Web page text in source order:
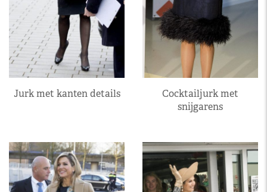
Jurk met kanten details
Cocktailjurk met
snijgarens